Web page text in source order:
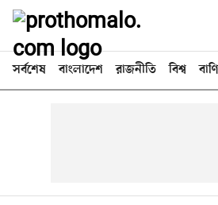
সর্বশেষ বাংলাদেশ রাজনীতি বিশ্ব